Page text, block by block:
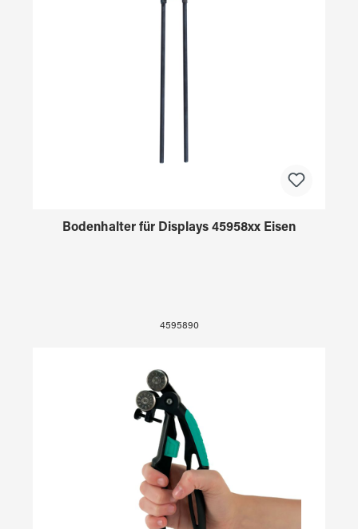
Bodenhalter für Displays 45958xx Eisen
4595890